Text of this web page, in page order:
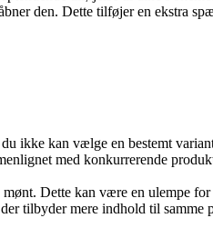
den. Dette tilføjer en ekstra
ikke kan vælge en bestemt
med konkurrerende
Dette kan være en ulempe
tilbyder mere indhold til samme